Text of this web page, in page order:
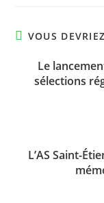
VOUS
Le
sélections
L’AS Saint-